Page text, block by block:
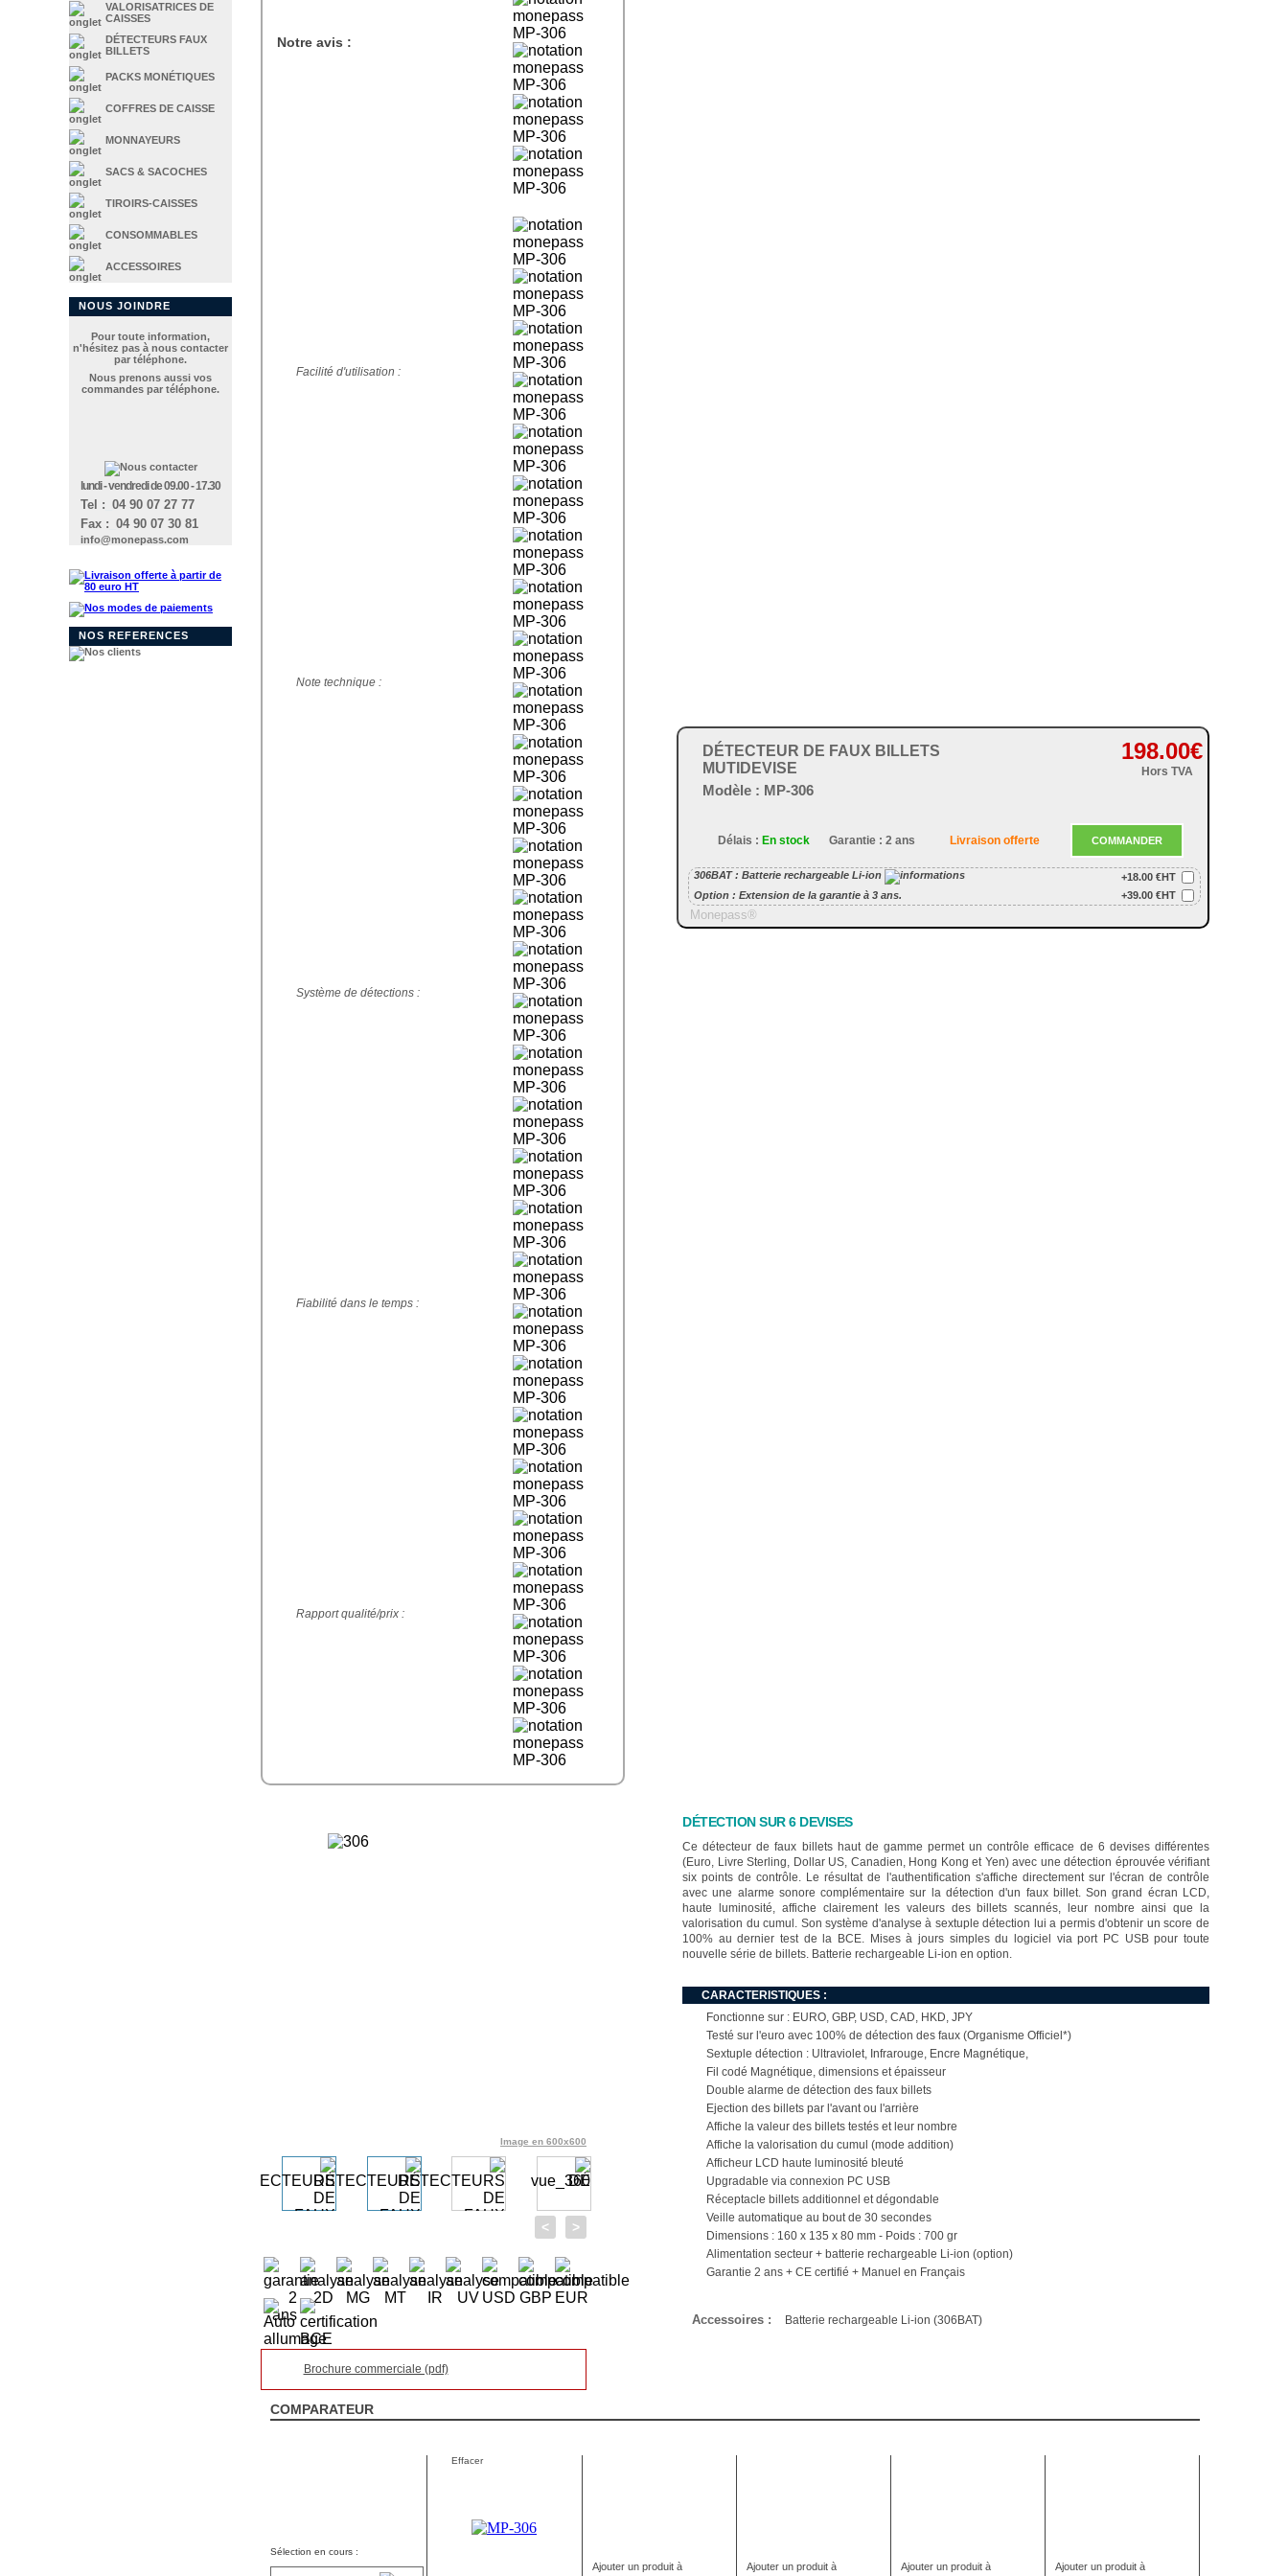
VALORISATRICES DE
CAISSES
DÉTECTEURS FAUX
BILLETS
PACKS MONÉTIQUES
COFFRES DE CAISSE
MONNAYEURS
SACS & SACOCHES
TIROIRS-CAISSES
CONSOMMABLES
ACCESSOIRES
NOUS JOINDRE
Pour toute information,
n'hésitez pas à nous contacter
par téléphone.
Nous prenons aussi vos
commandes par téléphone.
lundi - vendredi de 09.00 - 17.30
Tel : 04 90 07 27 77
Fax : 04 90 07 30 81
info@monepass.com
NOS REFERENCES
Notre avis :
Facilité d'utilisation :
Note technique :
Système de détections :
Fiabilité dans le temps :
Rapport qualité/prix :
DÉTECTEUR DE FAUX BILLETS
MUTIDEVISE
198.00€
Hors TVA
Modèle : MP-306
Délais : En stock Garantie : 2 ans Livraison offerte COMMANDER
306BAT : Batterie rechargeable Li-ion
+18.00 €HT
Option : Extension de la garantie à 3 ans.
+39.00 €HT
Monepass®
Image en 600x600
<
>
Brochure commerciale (pdf)
DÉTECTION SUR 6 DEVISES
Ce détecteur de faux billets haut de gamme permet un contrôle efficace de 6 devises différentes
(Euro, Livre Sterling, Dollar US, Canadien, Hong Kong et Yen) avec une détection éprouvée vérifiant
six points de contrôle. Le résultat de l'authentification s'affiche directement sur l'écran de contrôle
avec une alarme sonore complémentaire sur la détection d'un faux billet. Son grand écran LCD,
haute luminosité, affiche clairement les valeurs des billets scannés, leur nombre ainsi que la
valorisation du cumul. Son système d'analyse à sextuple détection lui a permis d'obtenir un score de
100% au dernier test de la BCE. Mises à jours simples du logiciel via port PC USB pour toute
nouvelle série de billets. Batterie rechargeable Li-ion en option.
CARACTERISTIQUES :
Fonctionne sur : EURO, GBP, USD, CAD, HKD, JPY
Testé sur l'euro avec 100% de détection des faux (Organisme Officiel*)
Sextuple détection : Ultraviolet, Infrarouge, Encre Magnétique,
Fil codé Magnétique, dimensions et épaisseur
Double alarme de détection des faux billets
Ejection des billets par l'avant ou l'arrière
Affiche la valeur des billets testés et leur nombre
Affiche la valorisation du cumul (mode addition)
Afficheur LCD haute luminosité bleuté
Upgradable via connexion PC USB
Réceptacle billets additionnel et dégondable
Veille automatique au bout de 30 secondes
Dimensions : 160 x 135 x 80 mm - Poids : 700 gr
Alimentation secteur + batterie rechargeable Li-ion (option)
Garantie 2 ans + CE certifié + Manuel en Français
Accessoires : Batterie rechargeable Li-ion (306BAT)
COMPARATEUR
Sélection en cours :
Effacer
Ajouter un produit à
Ajouter un produit à
Ajouter un produit à
Ajouter un produit à